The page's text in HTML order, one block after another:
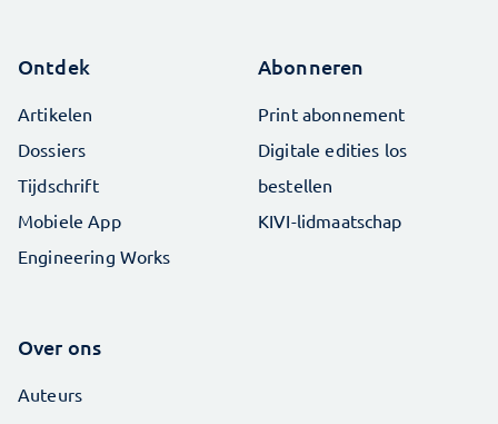
Ontdek
Artikelen
Dossiers
Tijdschrift
Mobiele App
Engineering Works
Abonneren
Print abonnement
Digitale edities los
bestellen
KIVI-lidmaatschap
Over ons
Auteurs